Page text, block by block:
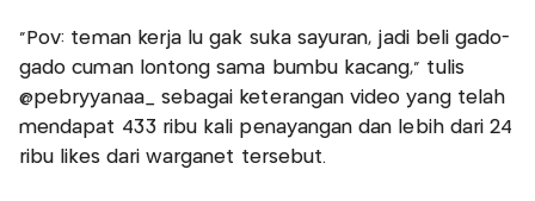
“Pov: teman kerja lu gak suka sayuran, jadi beli gado-
gado cuman lontong sama bumbu kacang,” tulis
@pebryyanaa_ sebagai keterangan video yang telah
mendapat 433 ribu kali penayangan dan lebih dari 24
ribu likes dari warganet tersebut.